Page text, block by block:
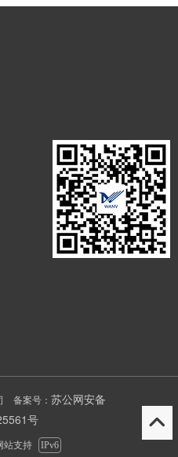
备案号：苏公网安备
号
站支持 IPv6